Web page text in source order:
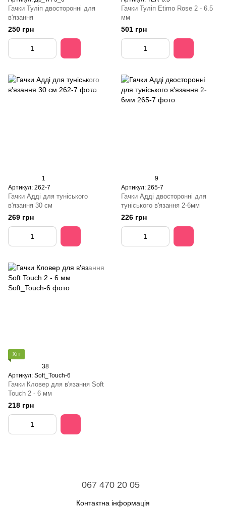
Гачки Туліп двосторонні для
в'язання
250 грн
Гачки Туліп Etimo Rose 2 - 6.5
мм
501 грн
1
Артикул: 262-7
Гачки Адді для туніського
в'язання 30 см
269 грн
9
Артикул: 265-7
Гачки Адді двосторонні для
туніського в'язання 2-6мм
226 грн
Хіт
38
Артикул: Soft_Touch-6
Гачки Кловер для в'язання Soft
Touch 2 - 6 мм
218 грн
067 470 20 05
Контактна інформація